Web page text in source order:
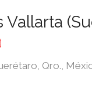
Vallarta
Qro.,